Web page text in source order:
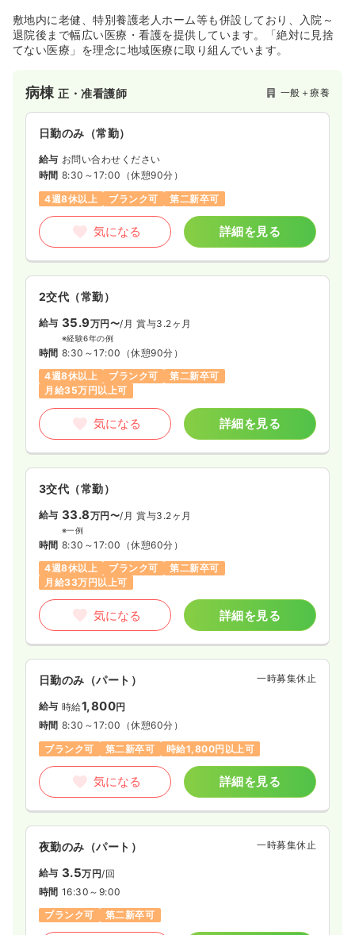
敷地内に老健、特別養護老人ホーム等も併設しており、入院～
退院後まで幅広い医療・看護を提供しています。「絶対に見捨
てない医療」を理念に地域医療に取り組んでいます。
病棟正・准看護師 一般＋療養
日勤のみ（常勤）
給与 お問い合わせください
時間 8:30～17:00 （休憩90分）
4週8休以上
ブランク可 第二新卒可
気になる 詳細を見る
2交代（常勤）
給与 35.9万円〜/月 賞与3.2ヶ月
※経験6年の例
時間 8:30～17:00 （休憩90分）
4週8休以上
ブランク可
第二新卒可
月給35万円以上可
気になる 詳細を見る
3交代（常勤）
給与 33.8万円〜/月 賞与3.2ヶ月
※一例
時間 8:30～17:00 （休憩60分）
4週8休以上
ブランク可
第二新卒可
月給33万円以上可
気になる 詳細を見る
日勤のみ（パート） 一時募集休止
給与 時給1,800円
時間 8:30～17:00 （休憩60分）
ブランク可
第二新卒可 時給1,800円以上可
気になる 詳細を見る
夜勤のみ（パート） 一時募集休止
給与 3.5万円/回
時間 16:30～9:00
ブランク可
第二新卒可